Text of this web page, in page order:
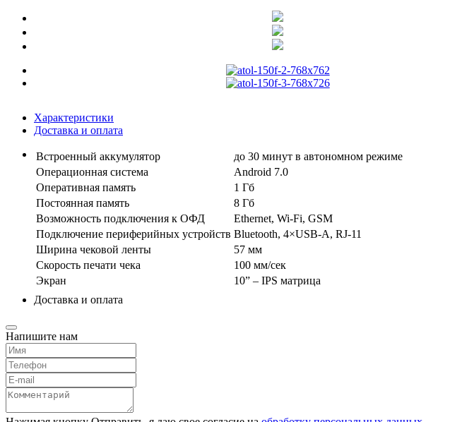
Характеристики
Доставка и оплата
Встроенный аккумулятор
до 30 минут в автономном режиме
Операционная система
Android 7.0
Оперативная память
1 Гб
Постоянная память
8 Гб
Возможность подключения к ОФД
Ethernet, Wi-Fi, GSM
Подключение периферийных устройств Bluetooth, 4×USB-A, RJ-11
Ширина чековой ленты
57 мм
Скорость печати чека
100 мм/сек
Экран
10” – IPS матрица
Доставка и оплата
Напишите нам